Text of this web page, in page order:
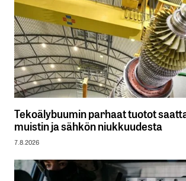
Tekoälybuumin parhaat tuotot
muistin ja sähkön niukkuudesta
7.8.2026